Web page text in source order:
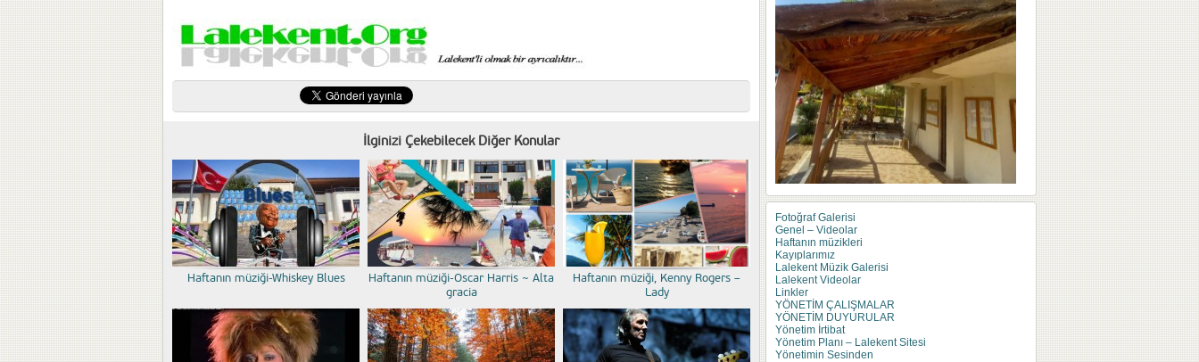
İlginizi Çekebilecek Diğer Konular
Haftanın müziği-Whiskey Blues
Haftanın müziği-Oscar Harris ~ Alta
gracia
Haftanın müziği, Kenny Rogers –
Lady
Fotoğraf Galerisi
Genel – Videolar
Haftanın müzikleri
Kayıplarımız
Lalekent Müzik Galerisi
Lalekent Videolar
Linkler
YÖNETİM ÇALIŞMALAR
YÖNETİM DUYURULAR
Yönetim İrtibat
Yönetim Planı – Lalekent Sitesi
Yönetimin Sesinden